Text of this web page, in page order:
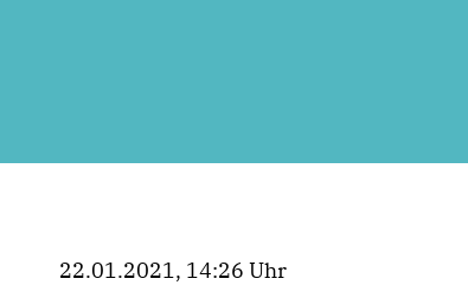
22.01.2021, 14:26 Uhr